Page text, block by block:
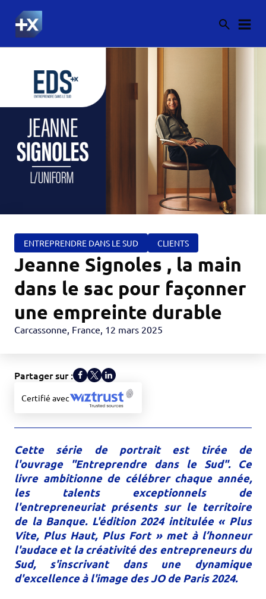
ENTREPRENDRE DANS LE SUD CLIENTS
Jeanne Signoles , la main
dans le sac pour façonner
une empreinte durable
Carcassonne, France, 12 mars 2025
Partager sur :
Certifié avec
Cette série de portrait est tirée de
l'ouvrage "Entreprendre dans le Sud". Ce
livre ambitionne de célébrer chaque année,
les talents exceptionnels de
l'entrepreneuriat présents sur le territoire
de la Banque. L'édition 2024 intitulée « Plus
Vite, Plus Haut, Plus Fort » met à l’honneur
l'audace et la créativité des entrepreneurs du
Sud, s'inscrivant dans une dynamique
d'excellence à l'image des JO de Paris 2024.